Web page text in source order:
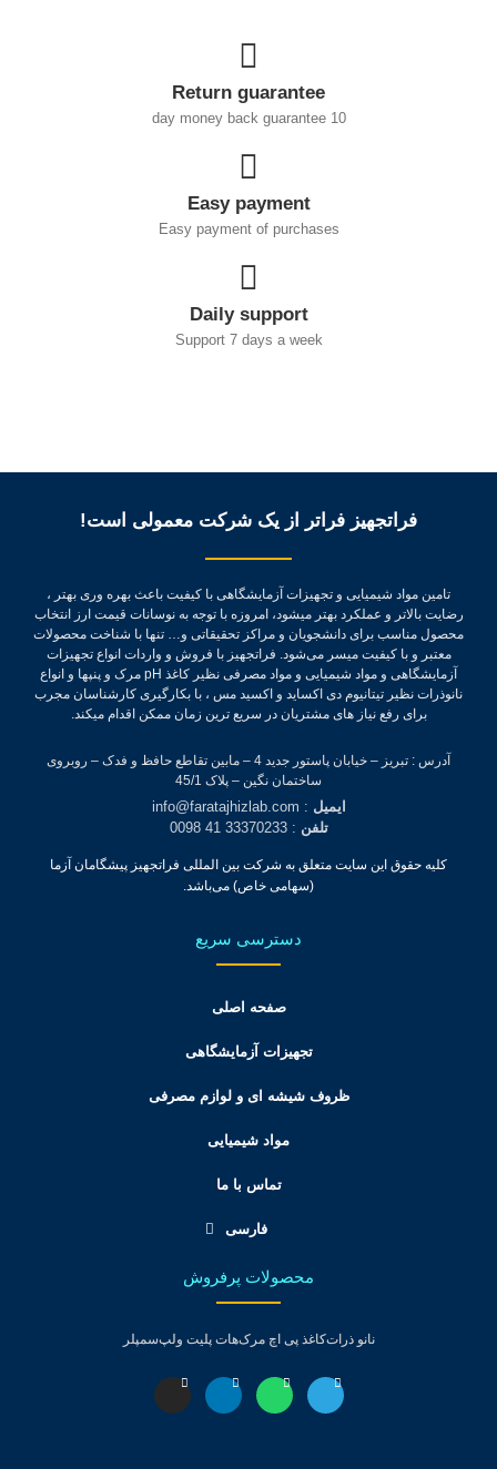
Return guarantee
10 day money back guarantee
Easy payment
Easy payment of purchases
Daily support
Support 7 days a week
فراتجهیز فراتر از یک شرکت معمولی است!
تامین مواد شیمیایی و تجهیزات آزمایشگاهی با کیفیت باعث بهره وری بهتر ،
رضایت بالاتر و عملکرد بهتر میشود، امروزه با توجه به نوسانات قیمت ارز انتخاب
محصول مناسب برای دانشجویان و مراکز تحقیقاتی و… تنها با شناخت محصولات
معتبر و با کیفیت میسر می‌شود.فراتجهیز با فروش و واردات انواع تجهیزات
آزمایشگاهی و مواد شیمیایی و مواد مصرفی نظیر کاغذ pH مرک و پنپها و انواع
نانوذرات نظیر تیتانیوم دی اکساید و اکسید مس ، با بکارگیری کارشناسان مجرب
برای رفع نیاز های مشتریان در سریع ترین زمان ممکن اقدام میکند.
آدرس : تبریز – خیابان پاستور جدید 4 – مابین تقاطع حافظ و فدک – روبروی
ساختمان نگین – پلاک 45/1
ایمیل : info@faratajhizlab.com
تلفن: 33370233 41 0098
کلیه حقوق این سایت متعلق به شرکت بین المللی فراتجهیز پیشگامان آزما
(سهامی خاص) می‌باشد.
دسترسی سریع
صفحه اصلی
تجهیزات آزمایشگاهی
ظروف شیشه ای و لوازم مصرفی
مواد شیمیایی
تماس با ما
فارسی
محصولات پرفروش
نانو ذراتکاغذ پی اچ مرکهات پلیت ولپسمپلر